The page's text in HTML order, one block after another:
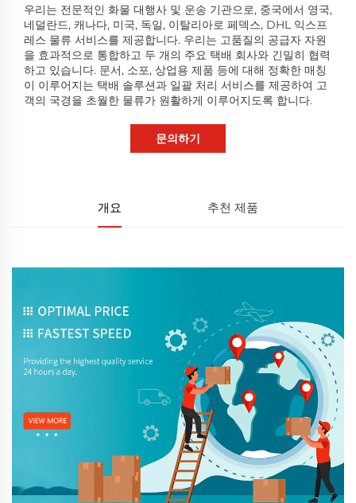
우리는 전문적인 화물 대행사 및 운송 기관으로, 중국에서 영국,
네덜란드, 캐나다, 미국, 독일, 이탈리아로 페덱스, DHL 익스프
레스 물류 서비스를 제공합니다. 우리는 고품질의 공급자 자원
을 효과적으로 통합하고 두 개의 주요 택배 회사와 긴밀히 협력
하고 있습니다. 문서, 소포, 상업용 제품 등에 대해 정확한 매칭
이 이루어지는 택배 솔루션과 일괄 처리 서비스를 제공하여 고
객의 국경을 초월한 물류가 원활하게 이루어지도록 합니다.
문의하기
개요 추천 제품